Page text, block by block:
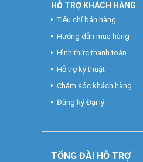
HỖ TRỢ KHÁCH HÀNG
Tiêu chí bán hàng
Hướng dẫn mua hàng
Hình thức thanh toán
Hỗ trợ kỹ thuật
Chăm sóc khách hàng
Đăng ký Đại lý
TỔNG ĐÀI HỖ TRỢ